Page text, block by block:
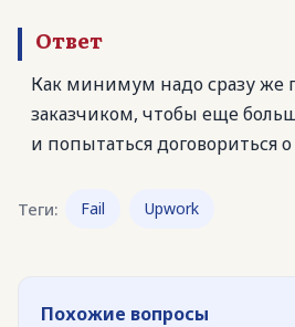
Ответ
Как минимум надо сразу же
заказчиком, чтобы еще
и попытаться договориться
Теги: Fail Upwork
Похожие вопросы